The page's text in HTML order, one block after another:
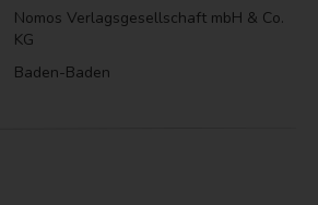
Nomos Verlagsgesellschaft mbH & Co.
KG
Baden-Baden